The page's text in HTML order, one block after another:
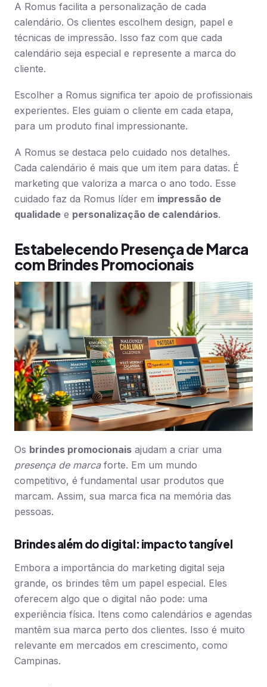
A Romus facilita a personalização de cada
calendário. Os clientes escolhem design, papel e
técnicas de impressão. Isso faz com que cada
calendário seja especial e represente a marca do
cliente.
Escolher a Romus significa ter apoio de profissionais
experientes. Eles guiam o cliente em cada etapa,
para um produto final impressionante.
A Romus se destaca pelo cuidado nos detalhes.
Cada calendário é mais que um item para datas. É
marketing que valoriza a marca o ano todo. Esse
cuidado faz da Romus líder em impressão de
qualidade e personalização de calendários.
Estabelecendo Presença de Marca
com Brindes Promocionais
Os brindes promocionais ajudam a criar uma
presença de marcaforte. Em um mundo
competitivo, é fundamental usar produtos que
marcam. Assim, sua marca fica na memória das
pessoas.
Brindes além do digital: impacto tangível
Embora a importância do marketing digital seja
grande, os brindes têm um papel especial. Eles
oferecem algo que o digital não pode: uma
experiência física. Itens como calendários e agendas
mantêm sua marca perto dos clientes. Isso é muito
relevante em mercados em crescimento, como
Campinas.